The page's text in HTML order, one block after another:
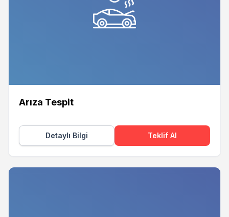
Arıza Tespit
Detaylı Bilgi Teklif Al